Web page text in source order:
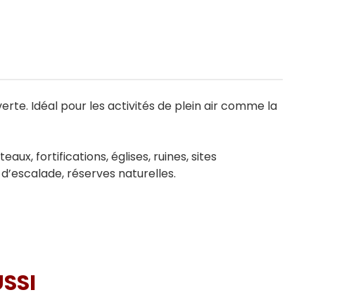
Idéal pour les activités de plein air comme la
fortifications, églises, ruines, sites
réserves naturelles.